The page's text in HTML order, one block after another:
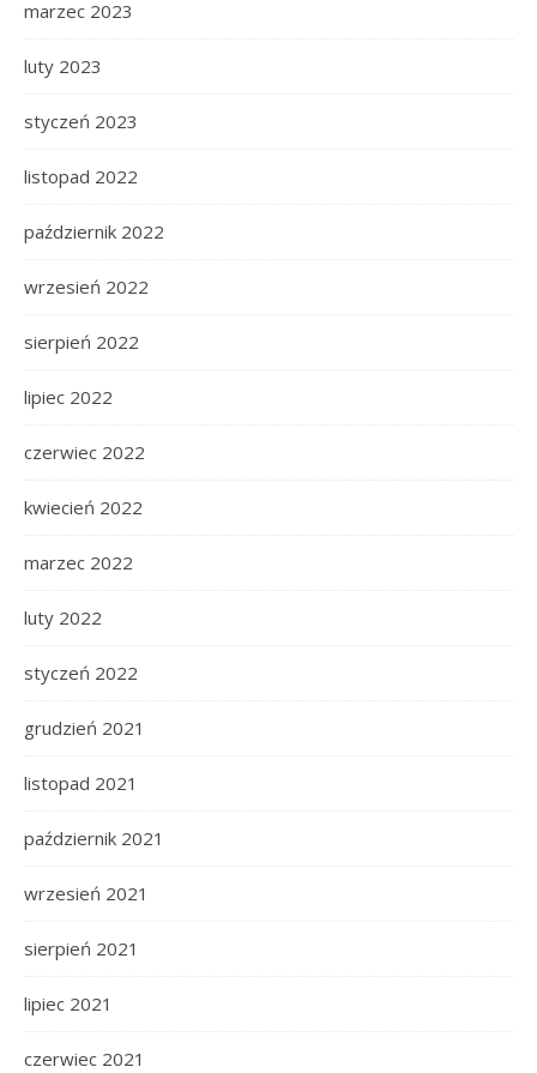
marzec 2023
luty 2023
styczeń 2023
listopad 2022
październik 2022
wrzesień 2022
sierpień 2022
lipiec 2022
czerwiec 2022
kwiecień 2022
marzec 2022
luty 2022
styczeń 2022
grudzień 2021
listopad 2021
październik 2021
wrzesień 2021
sierpień 2021
lipiec 2021
czerwiec 2021